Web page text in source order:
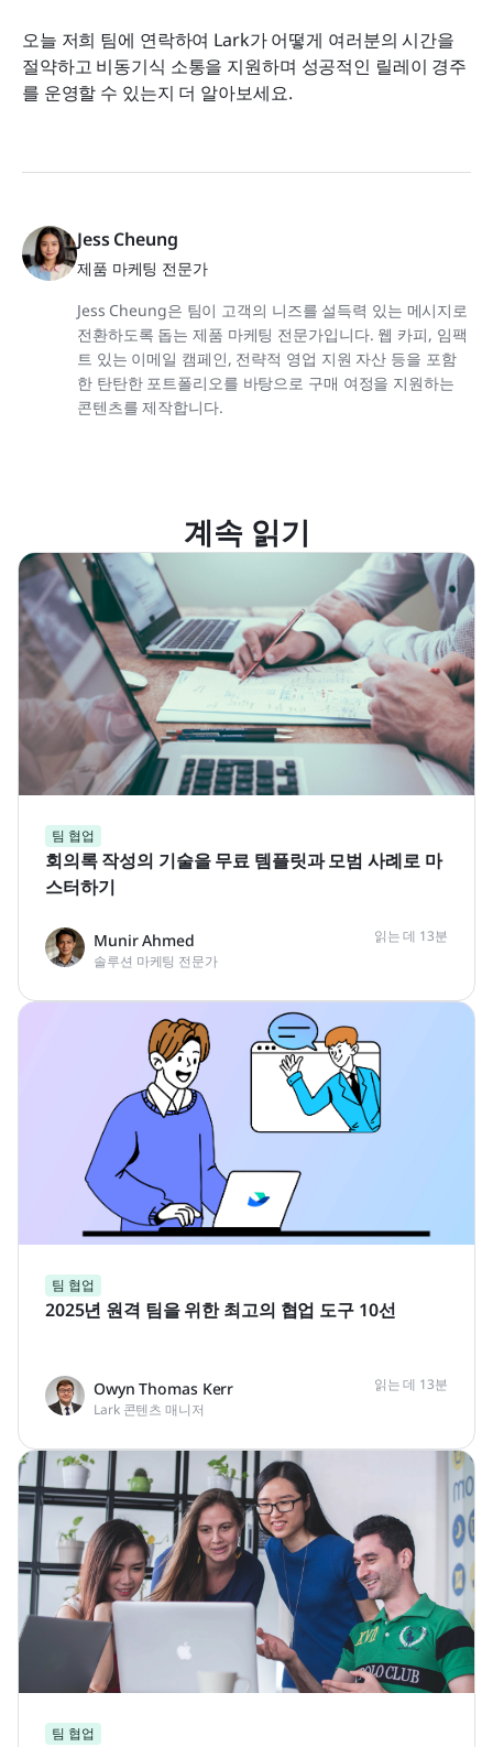
오늘 저희 팀에 연락하여 Lark가 어떻게 여러분의 시간을
절약하고 비동기식 소통을 지원하며 성공적인 릴레이 경주
를 운영할 수 있는지 더 알아보세요.
Jess Cheung
제품 마케팅 전문가
Jess Cheung은 팀이 고객의 니즈를 설득력 있는 메시지로
전환하도록 돕는 제품 마케팅 전문가입니다. 웹 카피, 임팩
트 있는 이메일 캠페인, 전략적 영업 지원 자산 등을 포함
한 탄탄한 포트폴리오를 바탕으로 구매 여정을 지원하는
콘텐츠를 제작합니다.
계속 읽기
팀 협업
회의록 작성의 기술을 무료 템플릿과 모범 사례로 마
스터하기
Munir Ahmed
솔루션 마케팅 전문가
읽는 데 13분
팀 협업
2025년 원격 팀을 위한 최고의 협업 도구 10선
Owyn Thomas Kerr
Lark 콘텐츠 매니저
읽는 데 13분
팀 협업